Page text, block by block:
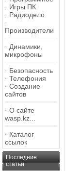
· Игры ПК
· Радиодело
·
Производители
· Динамики,
микрофоны
· Безопасность
· Телефония
· Создание
сайтов
· О сайте
wasp.kz...
· Каталог
ссылок
Последние
статьи